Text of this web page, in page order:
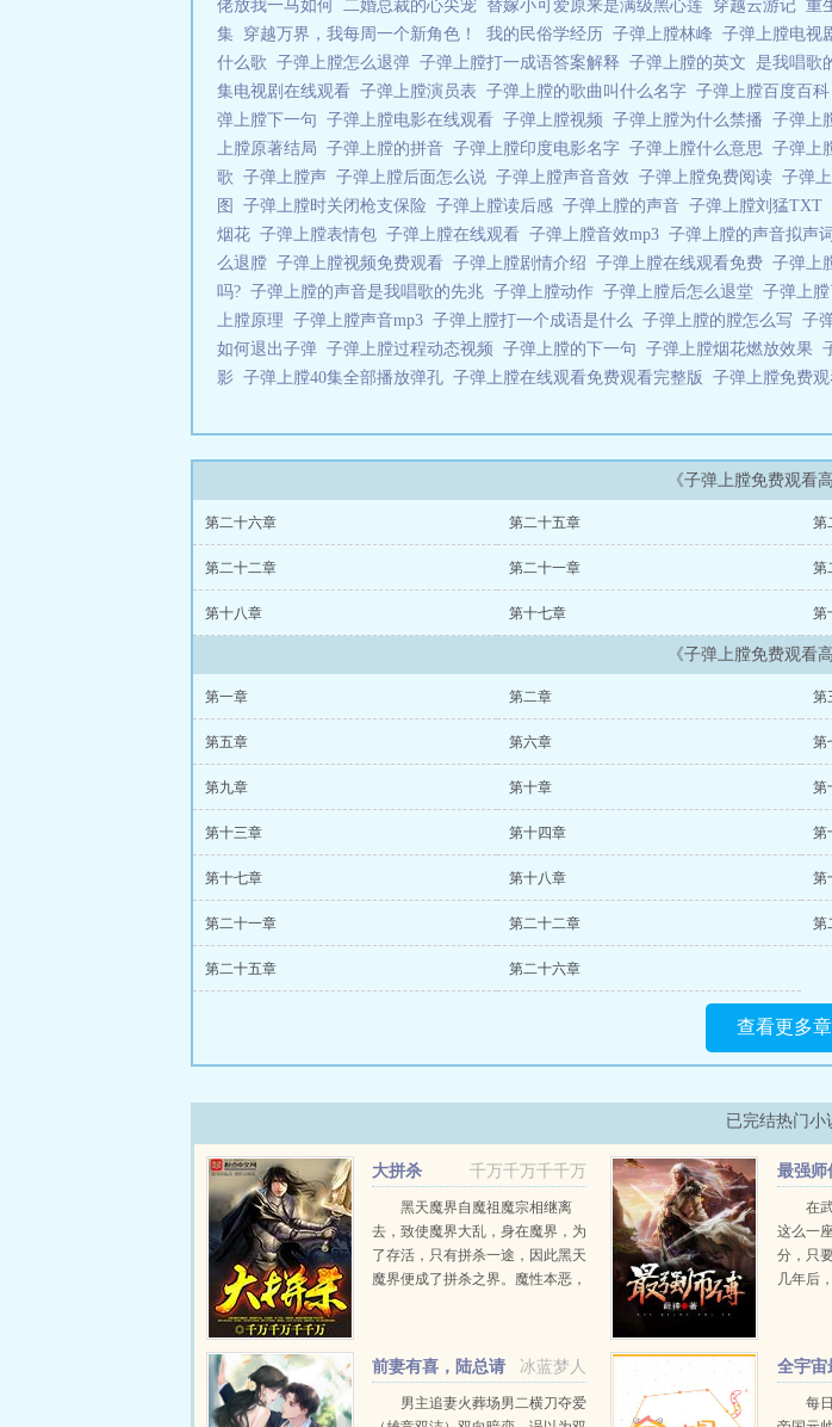
佬放我一马如何 二婚总裁的心尖宠 替嫁小可爱原来是满级黑心莲 穿越云游记 重
集 穿越万界，我每周一个新角色！ 我的民俗学经历 子弹上膛林峰 子弹上膛电视
什么歌 子弹上膛怎么退弹 子弹上膛打一成语答案解释 子弹上膛的英文 是我唱歌
集电视剧在线观看 子弹上膛演员表 子弹上膛的歌曲叫什么名字 子弹上膛百度百科
弹上膛下一句 子弹上膛电影在线观看 子弹上膛视频 子弹上膛为什么禁播 子弹上
上膛原著结局 子弹上膛的拼音 子弹上膛印度电影名字 子弹上膛什么意思 子弹上
歌 子弹上膛声 子弹上膛后面怎么说 子弹上膛声音音效 子弹上膛免费阅读 子弹
图 子弹上膛时关闭枪支保险 子弹上膛读后感 子弹上膛的声音 子弹上膛刘猛TXT
烟花 子弹上膛表情包 子弹上膛在线观看 子弹上膛音效mp3 子弹上膛的声音拟声
么退膛 子弹上膛视频免费观看 子弹上膛剧情介绍 子弹上膛在线观看免费 子弹上
吗? 子弹上膛的声音是我唱歌的先兆 子弹上膛动作 子弹上膛后怎么退堂 子弹上
上膛原理 子弹上膛声音mp3 子弹上膛打一个成语是什么 子弹上膛的膛怎么写 子
如何退出子弹 子弹上膛过程动态视频 子弹上膛的下一句 子弹上膛烟花燃放效果
影 子弹上膛40集全部播放弹孔 子弹上膛在线观看免费观看完整版 子弹上膛免费
《子弹上膛免费观看
第二十六章 第二十五章 第
第二十二章 第二十一章 第
第十八章 第十七章 第
《子弹上膛免费观看
第一章 第二章 第
第五章 第六章 第
第九章 第十章 第
第十三章 第十四章 第
第十七章 第十八章 第
第二十一章 第二十二章 第
第二十五章 第二十六章
查看更多
已完结热门小
千万千万千千万
大拼杀
黑天魔界自魔祖魔宗相继离
去，致使魔界大乱，身在魔界，为
了存活，只有拼杀一途，因此黑天
魔界便成了拼杀之界。魔性本恶，
最强师
在
这么一
分，只
几年后
冰蓝梦人
前妻有喜，陆总请
排队恭喜
男主追妻火葬场男二横刀夺爱
全宇宙
每